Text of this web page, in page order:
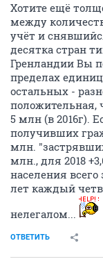
Хотите ещё
между
учёт и
десятка стран
Гренландии Вы
пределах
остальных -
положительная,
5 млн (в 2016г).
получивших
млн.
млн., для 2018
населения всего
лет каждый
нелегалом...
ОТВЕТИТЬ